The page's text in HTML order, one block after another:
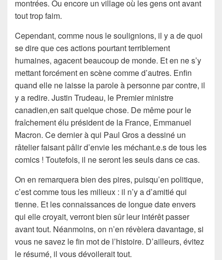
montrées. Ou encore un village où les gens ont avant
tout trop faim.
Cependant, comme nous le soulignions, il y a de quoi
se dire que ces actions pourtant terriblement
humaines, agacent beaucoup de monde. Et en ne s’y
mettant forcément en scène comme d’autres. Enfin
quand elle ne laisse la parole à personne par contre, il
y a redire. Justin Trudeau, le Premier ministre
canadien,en sait quelque chose. De même pour le
fraîchement élu président de la France, Emmanuel
Macron. Ce dernier à qui Paul Gros a dessiné un
râtelier faisant pâlir d’envie les méchant.e.s de tous les
comics ! Toutefois, il ne seront les seuls dans ce cas.
On en remarquera bien des pires, puisqu’en politique,
c’est comme tous les milieux : il n’y a d’amitié qui
tienne. Et les connaissances de longue date envers
qui elle croyait, verront bien sûr leur intérêt passer
avant tout. Néanmoins, on n’en révèlera davantage, si
vous ne savez le fin mot de l’histoire. D’ailleurs, évitez
le résumé, il vous dévoilerait tout.